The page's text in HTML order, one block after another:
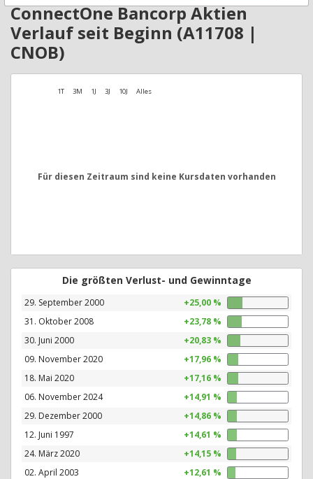
ConnectOne Bancorp Aktien
Verlauf seit Beginn (A11708 |
CNOB)
1T 3M 1J 3J 10J Alles
Für diesen Zeitraum sind keine Kursdaten vorhanden
Die größten Verlust- und Gewinntage
29. September 2000
+25,00 %
31. Oktober 2008
+23,78 %
30. Juni 2000
+20,83 %
09. November 2020
+17,96 %
18. Mai 2020
+17,16 %
06. November 2024
+14,91 %
29. Dezember 2000
+14,86 %
12. Juni 1997
+14,61 %
24. März 2020
+14,15 %
02. April 2003
+12,61 %